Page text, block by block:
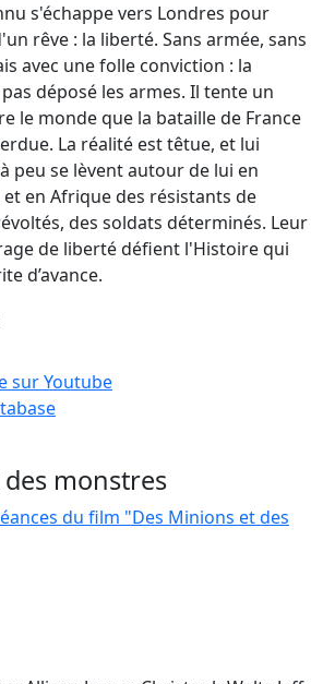
s'échappe vers Londres pour
rêve : la liberté. Sans armée, sans
avec une folle conviction : la
déposé les armes. Il tente un
le monde que la bataille de France
La réalité est têtue, et lui
peu se lèvent autour de lui en
en Afrique des résistants de
des soldats déterminés. Leur
de liberté défient l'Histoire qui
d’avance.
sur Youtube
monstres
du film "Des Minions et des